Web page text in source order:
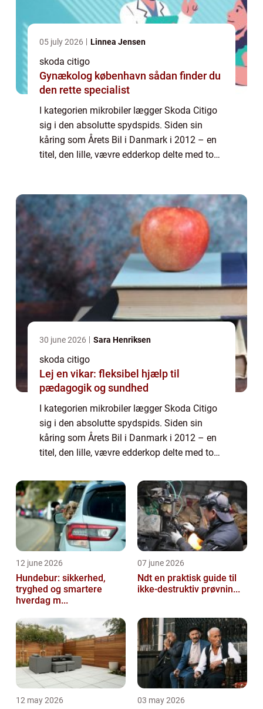
05 july 2026 Linnea Jensen
skoda citigo
Gynækolog københavn sådan finder du
den rette specialist
I kategorien mikrobiler lægger Skoda Citigo
sig i den absolutte spydspids. Siden sin
kåring som Årets Bil i Danmark i 2012 – en
titel, den lille, vævre edderkop delte med to
30 june 2026 Sara Henriksen
skoda citigo
Lej en vikar: fleksibel hjælp til
pædagogik og sundhed
I kategorien mikrobiler lægger Skoda Citigo
sig i den absolutte spydspids. Siden sin
kåring som Årets Bil i Danmark i 2012 – en
titel, den lille, vævre edderkop delte med to
Seat...
12 june 2026
Hundebur: sikkerhed,
tryghed og smartere
hverdag m...
07 june 2026
Ndt en praktisk guide til
ikke-destruktiv prøvnin...
12 may 2026 03 may 2026